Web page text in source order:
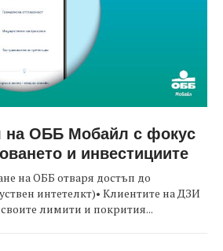
на ОББ Мобайл с фокус
и инвестициите
на ОББ отваря достъп до
интетелкт)• Клиентите на ДЗИ
лимити и покрития...